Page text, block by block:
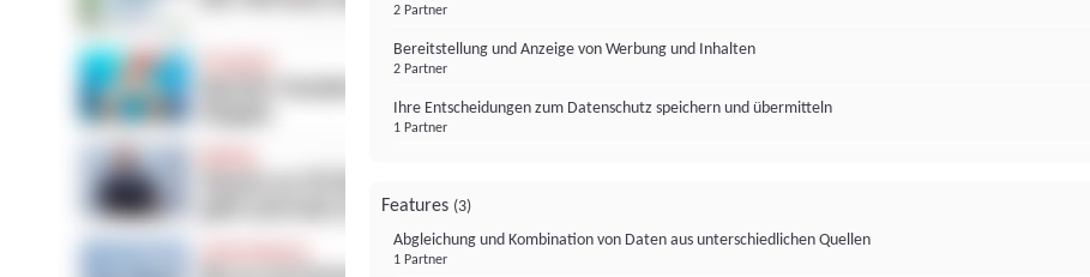
2 Partner
Bereitstellung und Anzeige von Werbung und Inhalten
2 Partner
Ihre Entscheidungen zum Datenschutz speichern und übermitteln
1 Partner
Features (3)
Abgleichung und Kombination von Daten aus unterschiedlichen Quellen
1 Partner